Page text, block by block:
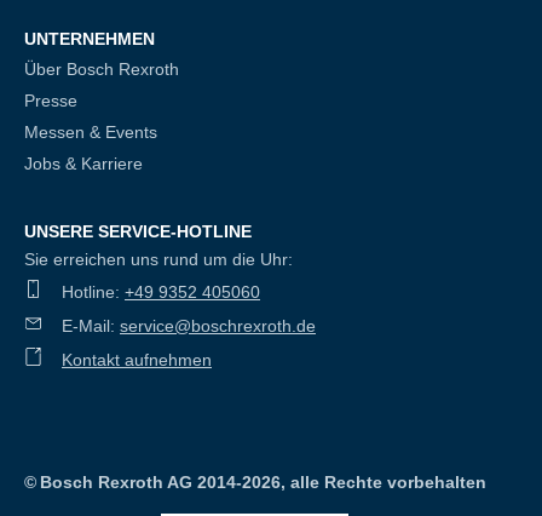
UNTERNEHMEN
Über Bosch Rexroth
Presse
Messen & Events
Jobs & Karriere
UNSERE SERVICE-HOTLINE
Sie erreichen uns rund um die Uhr:
Hotline: +49 9352 405060
E-Mail: service@boschrexroth.de
Kontakt aufnehmen
© Bosch Rexroth AG 2014-2026, alle Rechte vorbehalten